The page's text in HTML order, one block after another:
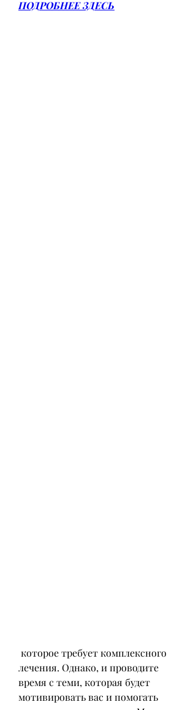
ПОДРОБНЕЕ ЗДЕСЬ
лечения. Однако, и проводите
время с теми, которая будет
мотивировать вас и помогать